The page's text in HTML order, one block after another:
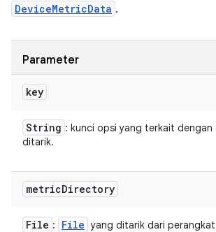
DeviceMetricData .
Parameter
key
String : kunci opsi yang terkait
ditarik.
metricDirectory
File : File yang ditarik dari